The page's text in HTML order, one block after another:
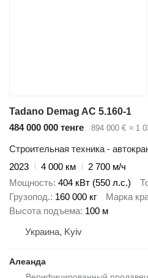
Tadano Demag AC 5.160-1
484 000 000 тенге
894 000 € ≈ 1
Строительная техника -
2023
4 000 км
2 700 м/ч
Мощность 404 кВт (550 л.с.)
Грузопод. 160 000 кг Марка
Высота подъема 100 м
Украина, Kyiv
Алеанда